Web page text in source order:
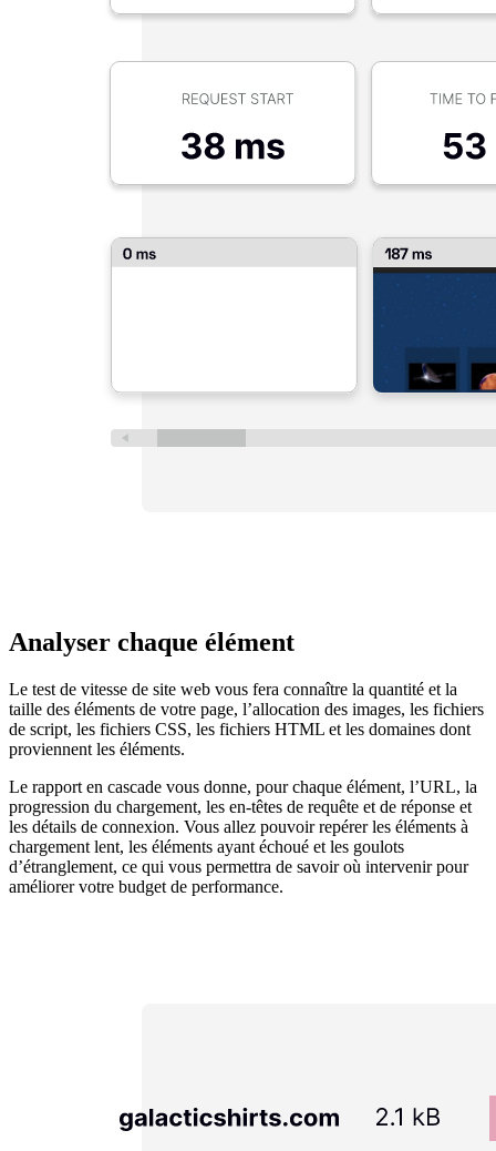
Analyser chaque élément
Le test de vitesse de site web vous fera connaître la quantité et la
taille des éléments de votre page, l’allocation des images, les fichiers
de script, les fichiers CSS, les fichiers HTML et les domaines dont
proviennent les éléments.
Le rapport en cascade vous donne, pour chaque élément, l’URL, la
progression du chargement, les en-têtes de requête et de réponse et
les détails de connexion. Vous allez pouvoir repérer les éléments à
chargement lent, les éléments ayant échoué et les goulots
d’étranglement, ce qui vous permettra de savoir où intervenir pour
améliorer votre budget de performance.